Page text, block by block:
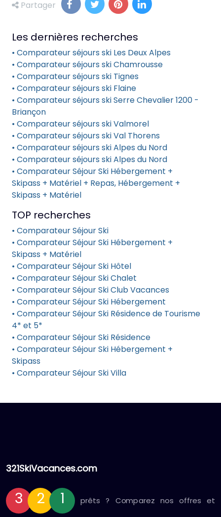
Partager
Les dernières recherches
• Comparateur séjours ski Les Deux Alpes
• Comparateur séjours ski Chamrousse
• Comparateur séjours ski Tignes
• Comparateur séjours ski Flaine
• Comparateur séjours ski Serre Chevalier 1200 -
Briançon
• Comparateur séjours ski Valmorel
• Comparateur séjours ski Val Thorens
• Comparateur séjours ski Alpes du Nord
• Comparateur séjours ski Alpes du Nord
• Comparateur Séjour Ski Hébergement +
Skipass + Matériel + Repas, Hébergement +
Skipass + Matériel
TOP recherches
• Comparateur Séjour Ski
• Comparateur Séjour Ski Hébergement +
Skipass + Matériel
• Comparateur Séjour Ski Hôtel
• Comparateur Séjour Ski Chalet
• Comparateur Séjour Ski Club Vacances
• Comparateur Séjour Ski Hébergement
• Comparateur Séjour Ski Résidence de Tourisme
4* et 5*
• Comparateur Séjour Ski Résidence
• Comparateur Séjour Ski Hébergement +
Skipass
• Comparateur Séjour Ski Villa
321SkiVacances.com
3 2 1
prêts ? Comparez nos offres et